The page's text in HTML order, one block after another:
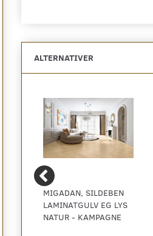
ALTERNATIVER
MIGADAN, SILDEBEN
LAMINATGULV EG LYS
NATUR - KAMPAGNE